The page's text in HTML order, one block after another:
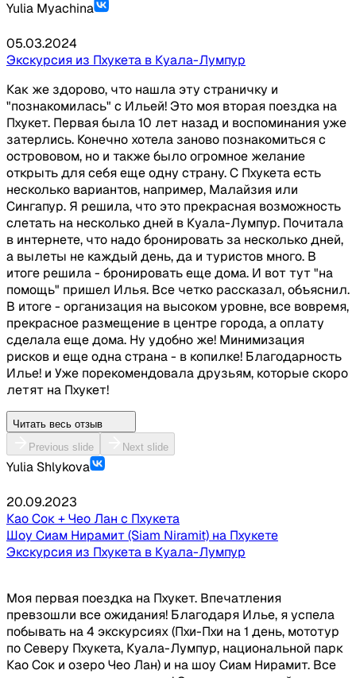
Розовая мечеть Масджид Путра (вход внутрь,
кроме религиозных праздников)
Международный конференц-центр в форме
«летающей тарелки» с панорамным видом на
город и озеро
Вылет на Пхукет (Время может меняться
авиакомпанией)
Прибытие в международный аэропорт Пхукета
и отправление в отель
Включено:⠀
Авиабилеты
Двухместное размещение в отеле 3*
Питание по программе (обед, завтрак)
Обзорная экскурсия по Куала Лумпуру
Русский гид
Страхование от несчастных случаев на время
проведения тура
Групповой трансфер на территории Куала
Лумпура
Групповой трансфер на территории Пхукета
Личные расходы: сувениры, чаевые,
фотографии и т. д.
Дополнительные экскурсии и аттракционы в
Re-entry (если у вас долгосрочная виза в
Таиланде)
Доплата за одноместное размещение в отеле
2000 бат
Yulia Myachina
05.03.2024
Экскурсия из Пхукета в Куала-Лумпур
Как же здорово, что нашла эту страничку и
"познакомилась" с Ильей! Это моя вторая поездка на
Пхукет. Первая была 10 лет назад и воспоминания уже
затерлись. Конечно хотела заново познакомиться с
острововом, но и также было огромное желание
открыть для себя еще одну страну. С Пхукета есть
несколько вариантов, например, Малайзия или
Сингапур. Я решила, что это прекрасная возможность
слетать на несколько дней в Куала-Лумпур. Почитала
в интернете, что надо бронировать за несколько дней,
а вылеты не каждый день, да и туристов много. В
итоге решила - бронировать еще дома. И вот тут "на
помощь" пришел Илья. Все четко рассказал, объяснил.
В итоге - организация на высоком уровне, все вовремя,
прекрасное размещение в центре города, а оплату
сделала еще дома. Ну удобно же! Минимизация
рисков и еще одна страна - в копилке! Благодарность
Илье! и Уже порекомендовала друзьям, которые скоро
летят на Пхукет!
Читать весь отзыв
Previous slide
Next slide
Yulia Shlykova
20.09.2023
Као Сок + Чео Лан с Пхукета
Шоу Сиам Нирамит (Siam Niramit) на Пхукете
Экскурсия из Пхукета в Куала-Лумпур
Моя первая поездка на Пхукет. Впечатления
превзошли все ожидания! Благодаря Илье, я успела
побывать на 4 экскурсиях (Пхи-Пхи на 1 день, мототур
по Северу Пхукета, Куала-Лумпур, национальной парк
Као Сок и озеро Чео Лан) и на шоу Сиам Нирамит. Все